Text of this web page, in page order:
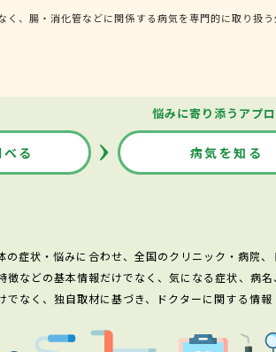
、腸・消化管などに関係する病気を専門的に取り扱
悩みに寄り添うアプ
る 病気を知る
の症状・悩みに合わせ、全国のクリニック・病院
などの基本情報だけでなく、気になる症状、病
でなく、独自取材に基づき、ドクターに関する情